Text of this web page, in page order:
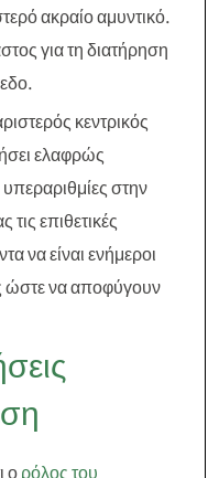
ακραίο αμυντικό.
για τη διατήρηση
κεντρικός
ελαφρώς
στην
επιθετικές
να είναι ενήμεροι
ώστε να αποφύγουν
ο ρόλος του